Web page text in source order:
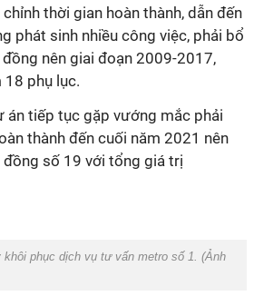
thời gian hoàn thành, dẫn đến
phát sinh nhiều công việc, phải bổ
nên giai đoạn 2009-2017,
18 phụ lục.
tiếp tục gặp vướng mắc phải
thành đến cuối năm 2021 nên
số 19 với tổng giá trị
khôi phục dịch vụ tư vấn metro số 1. (Ảnh